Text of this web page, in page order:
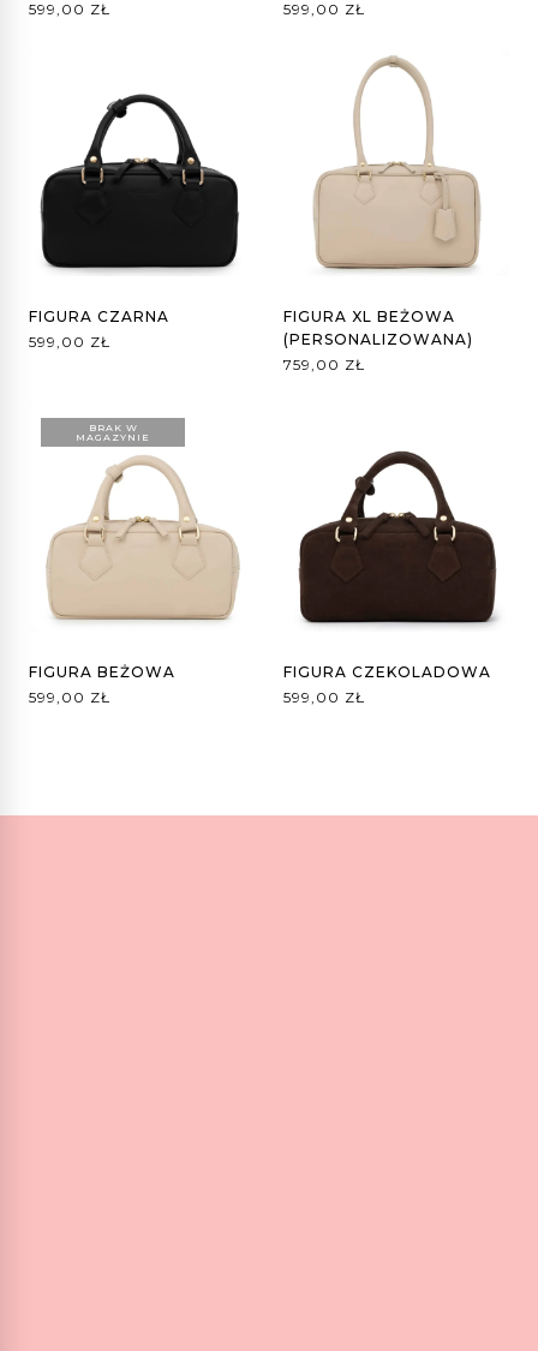
599,00 ZŁ
599,00 ZŁ
FIGURA CZARNA
599,00 ZŁ
FIGURA XL BEŻOWA
(PERSONALIZOWANA)
759,00 ZŁ
BRAK W
MAGAZYNIE
FIGURA BEŻOWA
599,00 ZŁ
FIGURA CZEKOLADOWA
599,00 ZŁ